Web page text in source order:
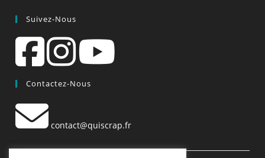
Suivez-Nous
Contactez-Nous
contact@quiscrap.fr